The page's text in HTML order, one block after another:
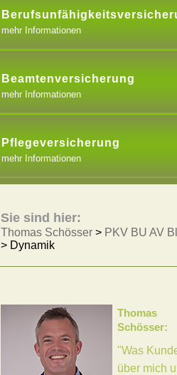
mehr Informationen
Beamtenversicherung
mehr Informationen
Pflegeversicherung
mehr Informationen
Sie sind hier:
Thomas Schösser > PKV BU AV
> Dynamik
Thomas
Schösser:
"Was
über mich